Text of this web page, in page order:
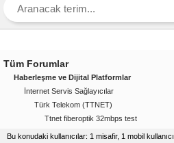
Tüm Forumlar
Haberleşme ve Dijital Platformlar
İnternet Servis Sağlayıcılar
Türk Telekom (TTNET)
Ttnet fiberoptik 32mbps test
Bu konudaki kullanıcılar: 1 misafir, 1 mobil kullanıcı